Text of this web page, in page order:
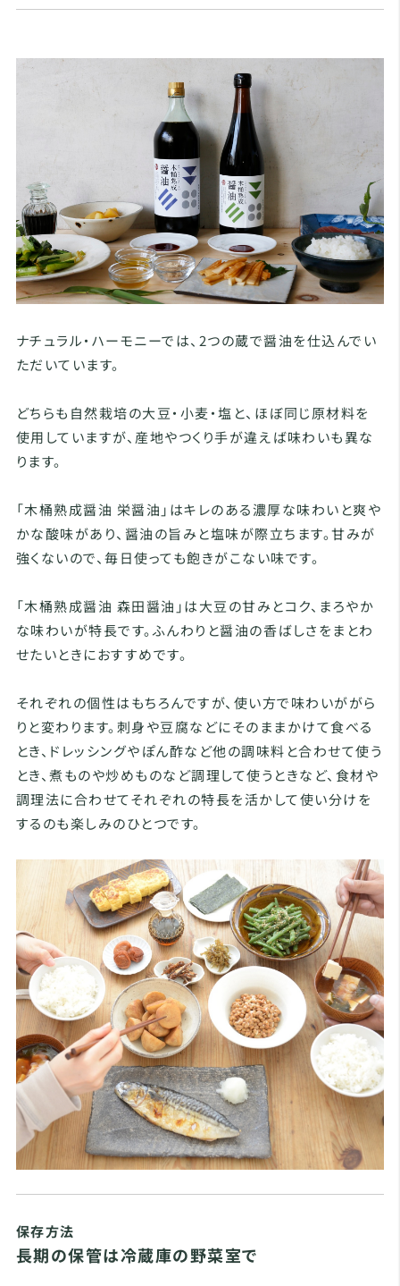
ナチュラル・ハーモニーでは、2つの蔵で醤油を仕込んでい
ただいています。
どちらも自然栽培の大豆・小麦・塩と、ほぼ同じ原材料を
使用していますが、産地やつくり手が違えば味わいも異な
ります。
「木桶熟成醤油 栄醤油」はキレのある濃厚な味わいと爽や
かな酸味があり、醤油の旨みと塩味が際立ちます。甘みが
強くないので、毎日使っても飽きがこない味です。
「木桶熟成醤油 森田醤油」は大豆の甘みとコク、まろやか
な味わいが特長です。ふんわりと醤油の香ばしさをまとわ
せたいときにおすすめです。
それぞれの個性はもちろんですが、使い方で味わいががら
りと変わります。刺身や豆腐などにそのままかけて食べる
とき、ドレッシングやぽん酢など他の調味料と合わせて使う
とき、煮ものや炒めものなど調理して使うときなど、食材や
調理法に合わせてそれぞれの特長を活かして使い分けを
するのも楽しみのひとつです。
保存方法
長期の保管は冷蔵庫の野菜室で